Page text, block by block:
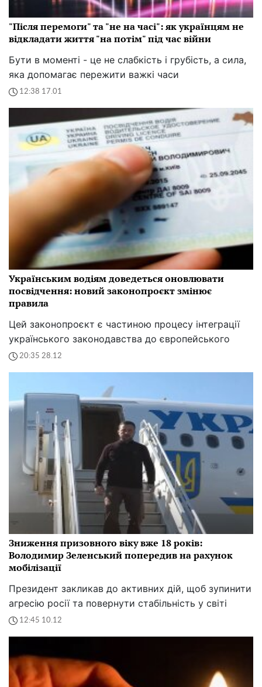
"Після перемоги" та "не на часі": як українцям не
відкладати життя "на потім" під час війни
Бути в моменті - це не слабкість і грубість, а сила,
яка допомагає пережити важкі часи
12:38 17.01
Українським водіям доведеться оновлювати
посвідчення: новий законопроєкт змінює
правила
Цей законопроєкт є частиною процесу інтеграції
українського законодавства до європейського
20:35 28.12
Зниження призовного віку вже 18 років:
Володимир Зеленський попередив на рахунок
мобілізації
Президент закликав до активних дій, щоб зупинити
агресію росії та повернути стабільність у світі
12:45 10.12